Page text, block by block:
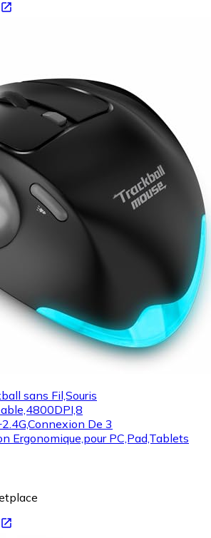
sans Fil,Souris
De 3
Ergonomique,pour PC,Pad,Tablets